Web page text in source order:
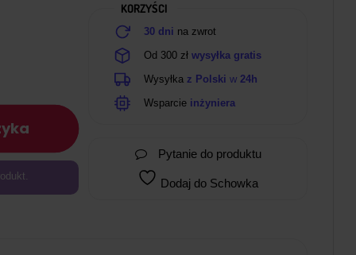
KORZYŚCI
30 dni na zwrot
Od 300 złwysyłka gratis
Wysyłka z Polskiw24h
Wsparcie inżyniera
Pytanie do produktu
Dodaj do Schowka